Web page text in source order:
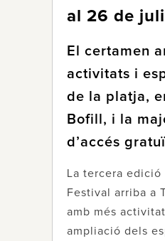
al 26 de
El certamen
activitats i
de la platja,
Bofill, i la
d’accés
La tercera edició
Festival arriba a
amb més
ampliació dels